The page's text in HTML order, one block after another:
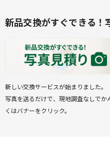
新品交換がすぐできる！
新しい交換サービスが始まりました。
写真を送るだけで、現地調査なしで
くはバナーをクリック。